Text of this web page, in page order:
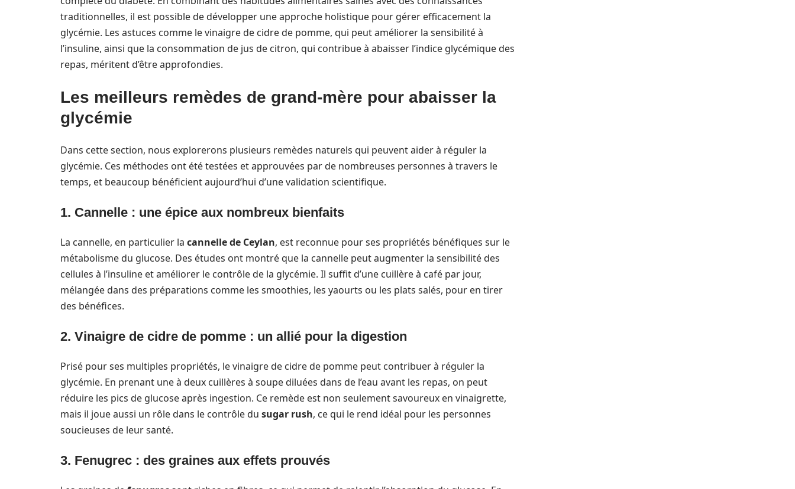
traditionnelles, il est possible de développer une approche holistique pour gérer efficacement la
glycémie. Les astuces comme le vinaigre de cidre de pomme, qui peut améliorer la sensibilité à
l’insuline, ainsi que la consommation de jus de citron, qui contribue à abaisser l’indice glycémique des
repas, méritent d’être approfondies.
Les meilleurs remèdes de grand-mère pour abaisser la
glycémie
Dans cette section, nous explorerons plusieurs remèdes naturels qui peuvent aider à réguler la
glycémie. Ces méthodes ont été testées et approuvées par de nombreuses personnes à travers le
temps, et beaucoup bénéficient aujourd’hui d’une validation scientifique.
1. Cannelle : une épice aux nombreux bienfaits
La cannelle, en particulier la cannelle de Ceylan, est reconnue pour ses propriétés bénéfiques sur le
métabolisme du glucose. Des études ont montré que la cannelle peut augmenter la sensibilité des
cellules à l’insuline et améliorer le contrôle de la glycémie. Il suffit d’une cuillère à café par jour,
mélangée dans des préparations comme les smoothies, les yaourts ou les plats salés, pour en tirer
des bénéfices.
2. Vinaigre de cidre de pomme : un allié pour la digestion
Prisé pour ses multiples propriétés, le vinaigre de cidre de pomme peut contribuer à réguler la
glycémie. En prenant une à deux cuillères à soupe diluées dans de l’eau avant les repas, on peut
réduire les pics de glucose après ingestion. Ce remède est non seulement savoureux en vinaigrette,
mais il joue aussi un rôle dans le contrôle du sugar rush, ce qui le rend idéal pour les personnes
soucieuses de leur santé.
3. Fenugrec : des graines aux effets prouvés